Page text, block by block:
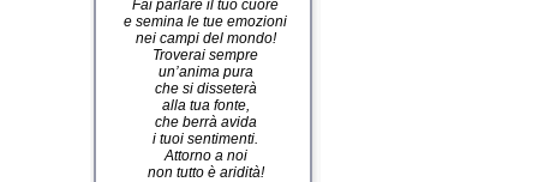
Fai parlare il tuo cuore
e semina le tue emozioni
nei campi del mondo!
Troverai sempre
un’anima pura
che si disseterà
alla tua fonte,
che berrà avida
i tuoi sentimenti.
Attorno a noi
non tutto è aridità!